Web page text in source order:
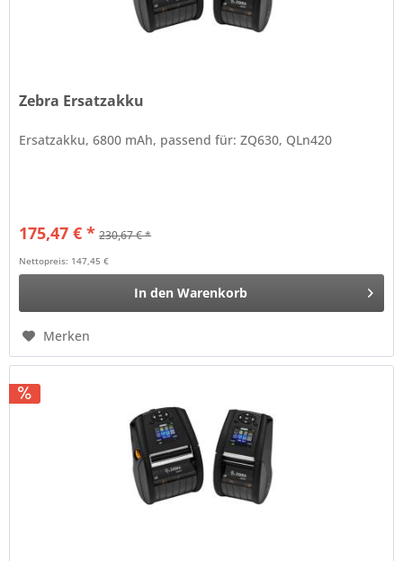
Zebra Ersatzakku
Ersatzakku, 6800 mAh, passend für: ZQ630, QLn420
175,47 € * 230,67 € *
Nettopreis: 147,45 €
In den Warenkorb
Merken